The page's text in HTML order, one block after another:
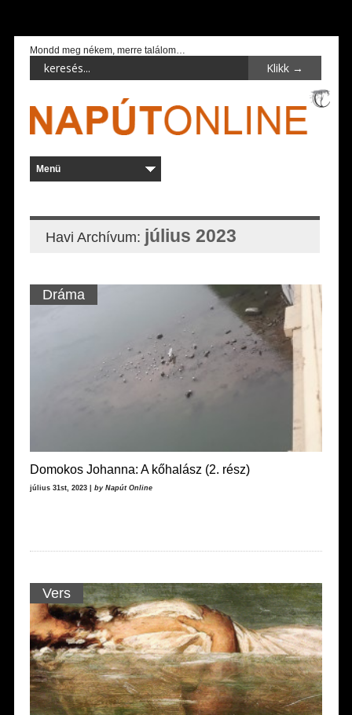
Mondd meg nékem, merre találom…
Havi Archívum: július 2023
Dráma
Domokos Johanna: A kőhalász (2. rész)
július 31st, 2023 | by Napút Online
Vers